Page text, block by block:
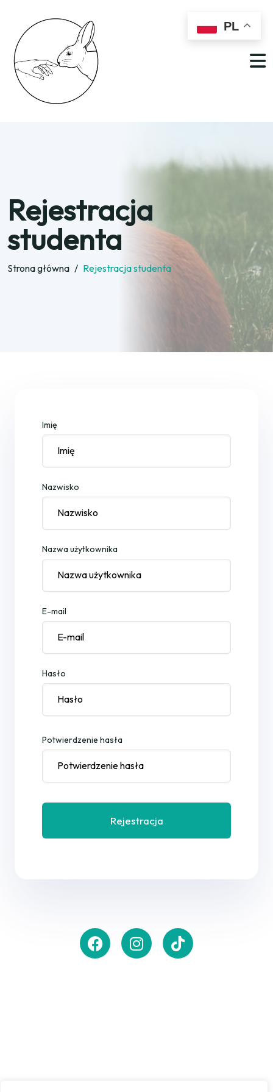
Rejestracja
studenta
Strona główna / Rejestracja studenta
Imię
Nazwisko
Nazwa użytkownika
E-mail
Hasło
Potwierdzenie hasła
Rejestracja
PL